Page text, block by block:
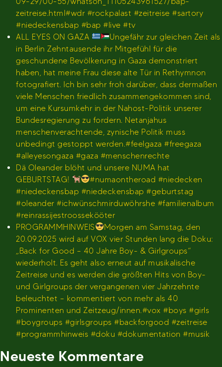
zeitreise.html#wdr #rockpalast #zeitreise #sartory
#niedeckensbap #bap #live #tv
ALL EYES ON GAZA
Ungefähr zur gleichen Zeit als
in Berlin Zehntausende ihr Mitgefühl für die
geschundene Bevölkerung in Gaza demonstriert
haben, hat meine Frau diese alte Tür in Rethymnon
fotografiert. Ich bin sehr froh darüber, dass dermaßen
viele Menschen friedlich zusammengekommen sind,
um eine Kursumkehr in der Nahost-Politik unserer
Bundesregierung zu fordern. Netanjahus
menschenverachtende, zynische Politik muss
unbedingt gestoppt werden.#feelgaza #freegaza
#alleyesongaza #gaza #menschenrechte
Dä Oleander blöht und unsere NUMA hat
GEBURTSTAG!
#numaontheroad #niedecken
#niedeckensbap #niedeckensbap #geburtstag
#oleander #ichwünschmirduwöhrshe #familienalbum
#reinrassijestroossekööter
PROGRAMMHINWEIS
Morgen am Samstag, den
20.09.2025 wird auf VOX vier Stunden lang die Doku:
„Back for Good – 40 Jahre Boy- & Girlgroups“
wiederholt. Es geht also erneut auf musikalische
Zeitreise und es werden die größten Hits von Boy-
und Girlgroups der vergangenen vier Jahrzehnte
beleuchtet – kommentiert von mehr als 40
Prominenten und Zeitzeug/innen.#vox #boys #girls
#boygroups #girlsgroups #backforgood #zeitreise
#programmhinweis #doku #dokumentation #musik
Neueste Kommentare